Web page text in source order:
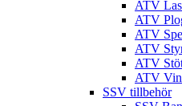
ATV
ATV
ATV
ATV
ATV
ATV
SSV tillbehör